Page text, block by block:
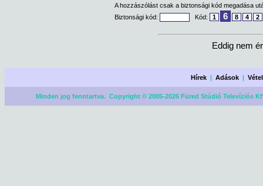
A hozzászólást csak a biztonsági kód megadása
Biztonsági kód:
Kód: 1 6 8 4 2
Eddig nem
Hírek |Adások |
Minden jog fenntartva. Copyright © 2005-2026 Füred Stúdió Televíziós